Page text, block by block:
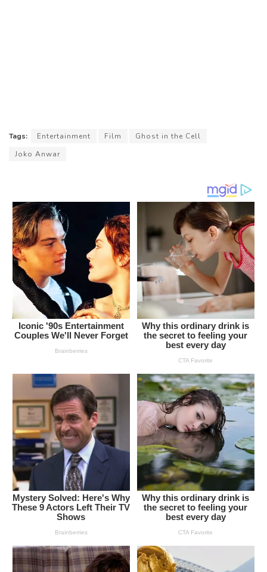
Tags: Entertainment Film
Ghost in the Cell
Joko Anwar